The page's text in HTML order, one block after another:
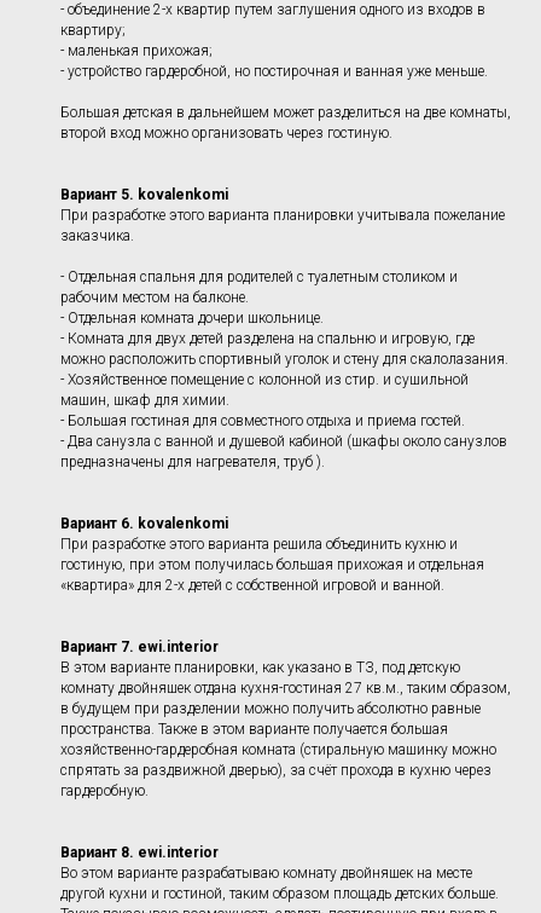
- объединение 2-х квартир путем заглушения одного из входов в
квартиру;
- маленькая прихожая;
- устройство гардеробной, но постирочная и ванная уже меньше.
Большая детская в дальнейшем может разделиться на две комнаты,
второй вход можно организовать через гостиную.
Вариант 5. kovalenkomi
При разработке этого варианта планировки учитывала пожелание
заказчика.
- Отдельная спальня для родителей с туалетным столиком и
рабочим местом на балконе.
- Отдельная комната дочери школьнице.
- Комната для двух детей разделена на спальню и игровую, где
можно расположить спортивный уголок и стену для скалолазания.
- Хозяйственное помещение с колонной из стир. и сушильной
машин, шкаф для химии.
- Большая гостиная для совместного отдыха и приема гостей.
- Два санузла с ванной и душевой кабиной (шкафы около санузлов
предназначены для нагревателя, труб ).
Вариант 6. kovalenkomi
При разработке этого варианта решила объединить кухню и
гостиную, при этом получилась большая прихожая и отдельная
«квартира» для 2-х детей с собственной игровой и ванной.
Вариант 7. ewi.interior
В этом варианте планировки, как указано в ТЗ, под детскую
комнату двойняшек отдана кухня-гостиная 27 кв.м., таким образом,
в будущем при разделении можно получить абсолютно равные
пространства. Также в этом варианте получается большая
хозяйственно-гардеробная комната (стиральную машинку можно
спрятать за раздвижной дверью), за счёт прохода в кухню через
гардеробную.
Вариант 8. ewi.interior
Во этом варианте разрабатываю комнату двойняшек на месте
другой кухни и гостиной, таким образом площадь детских больше.